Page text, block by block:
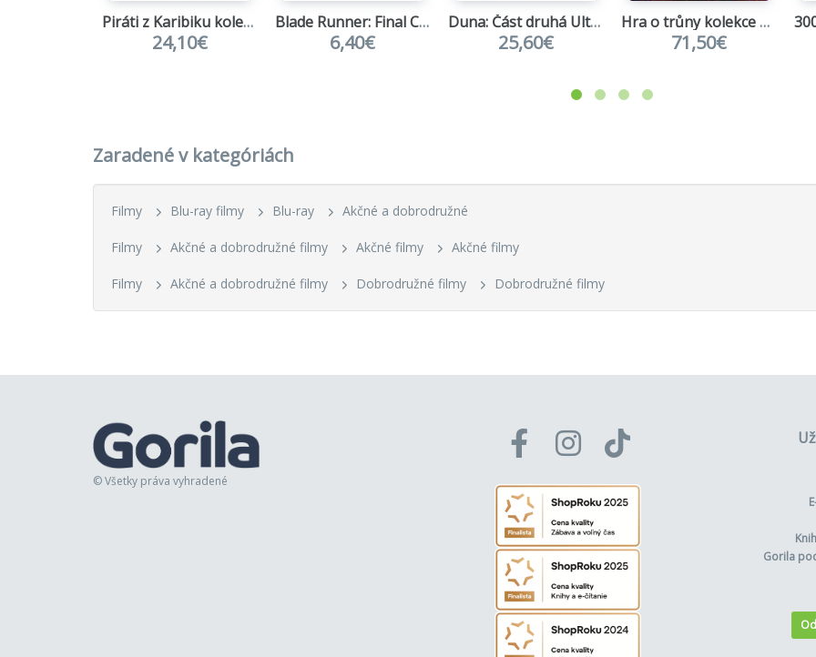
Piráti z Karibiku kolekce 1.-5.
24,10€
Blade Runner: Final Cut
6,40€
Duna: Část druhá Ultra HD Blu-ray
25,60€
Hra o trůny kolekce 1.-8. série
71,50€
Zaradené v kategóriách
Filmy Blu-ray filmy Blu-ray Akčné a dobrodružné
Filmy Akčné a dobrodružné filmy Akčné filmy Akčné filmy
Filmy Akčné a dobrodružné filmy Dobrodružné filmy Dobrodružné filmy
© Všetky práva vyhradené
Gorila